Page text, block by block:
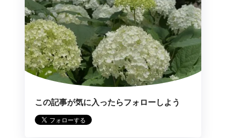
この記事が気に入ったらフォローしよう